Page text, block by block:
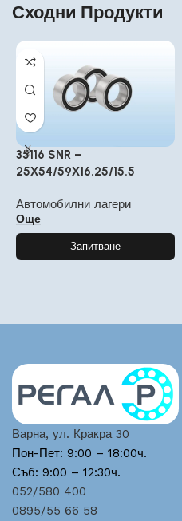
Сходни Продукти
35116 SNR –
25Χ54/59Χ16.25/15.5
Автомобилни лагери
Още
Запитване
Варна, ул. Кракра 30
Пон-Пет: 9:00 – 18:00ч.
Съб: 9:00 – 12:30ч.
052/580 400
0895/55 66 58